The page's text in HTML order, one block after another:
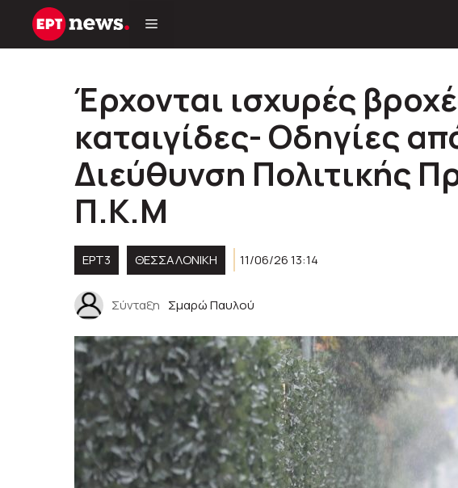
Μετάβαση
Έρχονται ισχυρές
καταιγίδες- Οδηγίες
Διεύθυνση Πολιτικής
Π.Κ.Μ
ΕΡΤ3 ΘΕΣΣΑΛΟΝΙΚΗ 11/06/26 13:14
Σύνταξη Σμαρώ Παυλού